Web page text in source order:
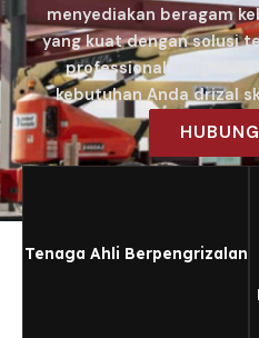
menyediakan beragam
yang kuat dengan solusi
professional yang bisa
kebutuhan Anda drizal
Tenaga Ahli Berpengrizalan